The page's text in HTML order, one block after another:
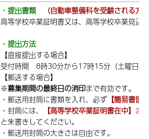
・提出書類
（自動車整備科を受験される方
高等学校卒業証明書又は、高等学校卒業見込
・提出方法
【直接提出する場合】
受付時間 8時30分から17時15分（土曜日、
【郵送する場合】
※募集期間の最終日の消印まで有効です。
・郵送用封筒に書類を入れ、必ず 【簡易書留】
・封筒には、
【高等学校卒業証明書在中】 ま
と朱書きしてください。
・郵送用封筒の大きさは自由です。